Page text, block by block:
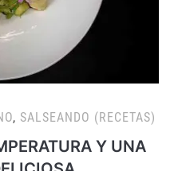
, SALSEANDO (RECETAS)
Y UNA